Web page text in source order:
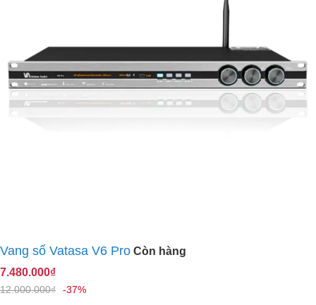
Vang số Vatasa V6 Pro Còn hàng
7.480.000₫
12.000.000₫ -37%